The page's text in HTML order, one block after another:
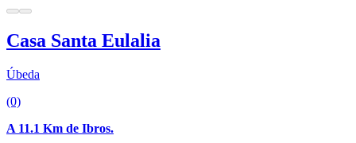
Casa Santa Eulalia
Úbeda
(0)
A 11.1 Km de Ibros.